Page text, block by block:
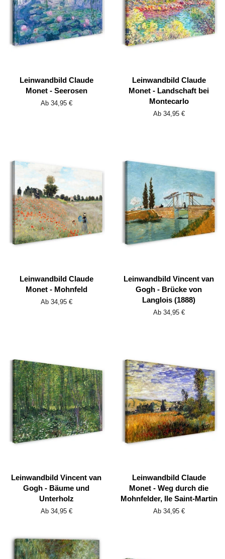
Leinwandbild Claude
Monet - Seerosen
Ab 34,95 €
Leinwandbild Claude
Monet - Landschaft bei
Montecarlo
Ab 34,95 €
Leinwandbild Claude
Monet - Mohnfeld
Ab 34,95 €
Leinwandbild Vincent van
Gogh - Brücke von
Langlois (1888)
Ab 34,95 €
Leinwandbild Vincent van
Gogh - Bäume und
Unterholz
Ab 34,95 €
Leinwandbild Claude
Monet - Weg durch die
Mohnfelder, Ile Saint-Martin
Ab 34,95 €